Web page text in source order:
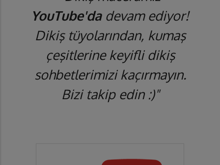
YouTube'dadevam ediyor!
Dikiş tüyolarından, kumaş
çeşitlerine keyifli dikiş
sohbetlerimizi kaçırmayın.
Bizi takip edin :)"